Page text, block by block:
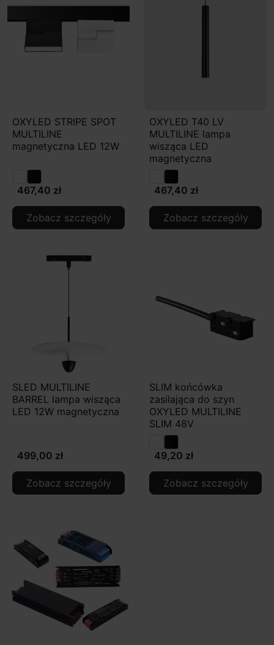
OXYLED STRIPE SPOT
MULTILINE
magnetyczna LED 12W
467,40 zł
Zobacz szczegóły
OXYLED T40 LV
MULTILINE lampa
wisząca LED
magnetyczna
467,40 zł
Zobacz szczegóły
SLED MULTILINE
BARREL lampa wisząca
LED 12W magnetyczna
499,00 zł
Zobacz szczegóły
SLIM końcówka
zasilająca do szyn
OXYLED MULTILINE
SLIM 48V
49,20 zł
Zobacz szczegóły